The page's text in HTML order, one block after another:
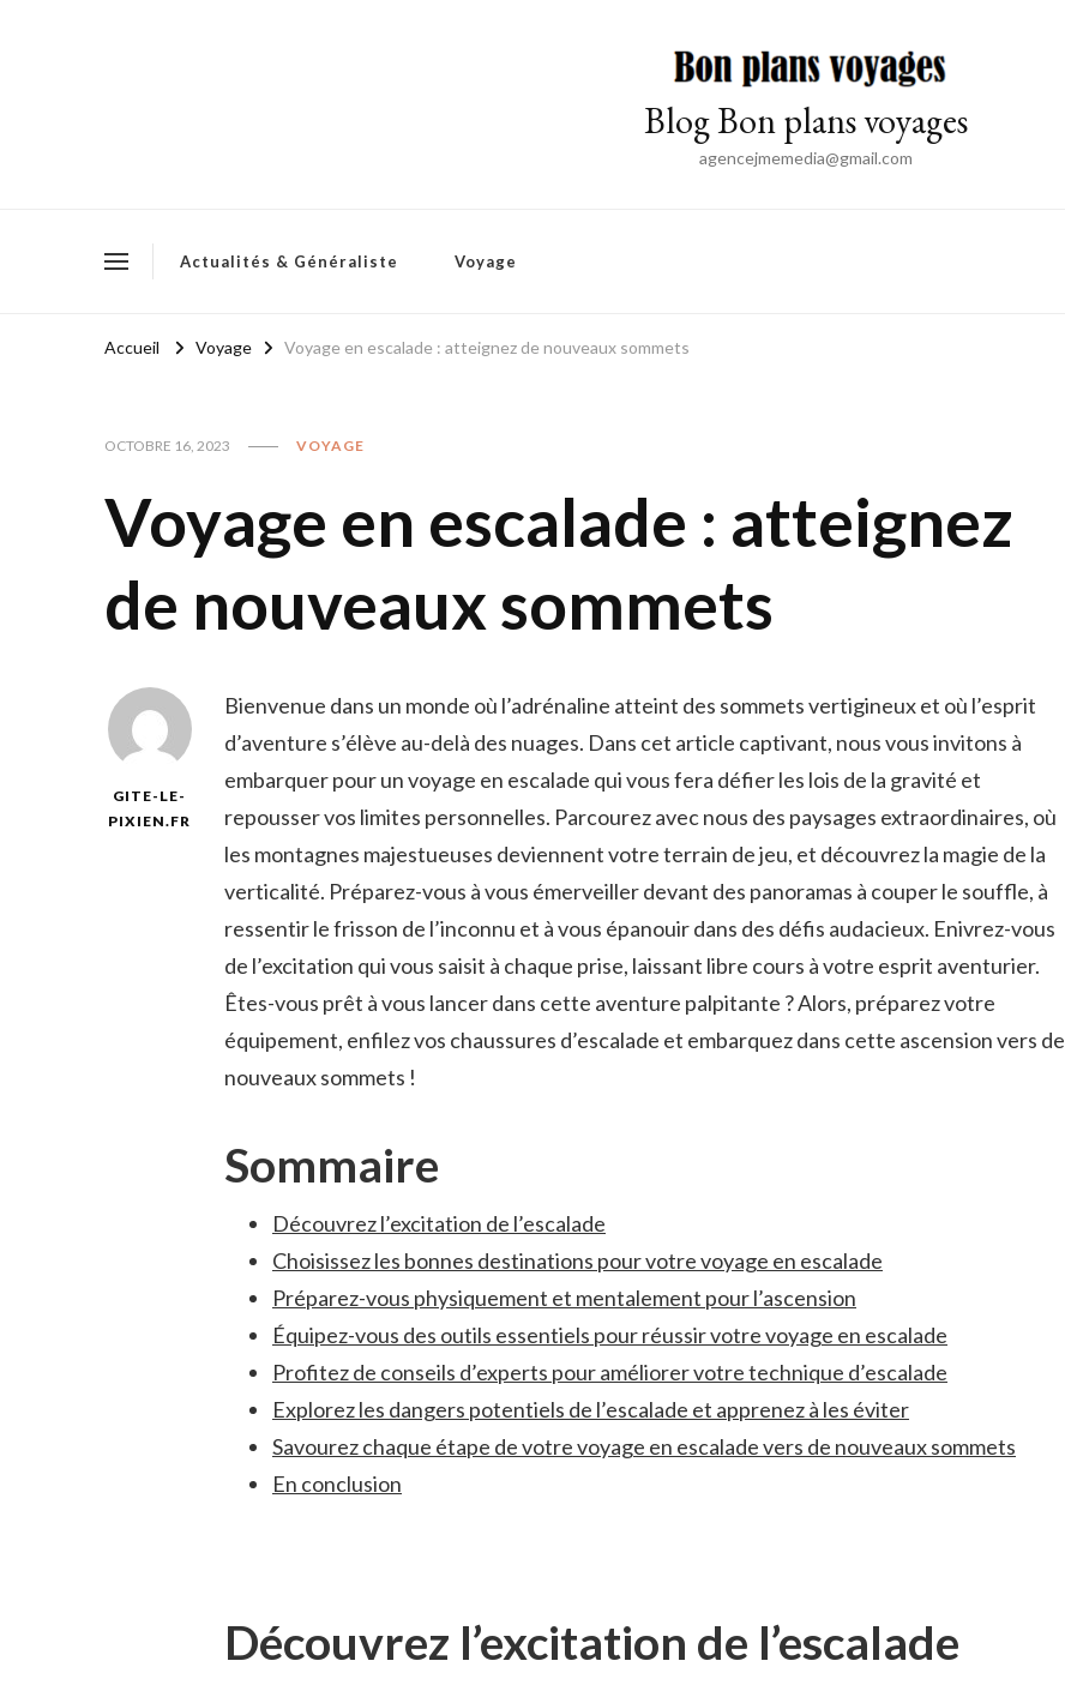
Blog Bon plans voyages
agencejmemedia@gmail.com
Actualités & Généraliste Voyage
Accueil Voyage Voyage en escalade : atteignez de nouveaux sommets
OCTOBRE 16, 2023 VOYAGE
Voyage en escalade : atteignez
de nouveaux sommets
GITE-LE-
PIXIEN.FR
Bienvenue dans un monde où l’adrénaline⁤ atteint ​des sommets vertigineux et où l’esprit
d’aventure ⁢s’élève au-delà​ des nuages. Dans cet article captivant, nous vous⁢ invitons à
embarquer pour ‍un voyage ⁤en ‌escalade qui vous fera⁢ défier les lois⁣ de la gravité⁢ et
repousser vos limites‍ personnelles.​ Parcourez avec nous des‌ paysages extraordinaires, où
les ​montagnes‌ majestueuses deviennent ‍votre terrain​ de jeu, ‌et découvrez la magie de ‌la⁤
verticalité. Préparez-vous à ‌vous émerveiller devant des ⁤panoramas à​ couper⁤ le souffle, ​à
ressentir le frisson de⁤ l’inconnu et⁢ à⁣ vous épanouir​ dans des défis audacieux. Enivrez-vous
de‍ l’excitation qui‍ vous⁣ saisit à ⁣chaque ⁢prise, laissant ⁣libre cours à votre esprit aventurier.
Êtes-vous prêt à vous ⁣lancer dans​ cette‌ aventure⁣ palpitante ⁤? Alors, préparez ​votre
équipement, enfilez vos chaussures d’escalade et embarquez dans cette ​ascension vers de
nouveaux sommets !
Sommaire
Découvrez l’excitation de l’escalade
Choisissez les bonnes destinations pour votre ‍voyage en escalade
Préparez-vous physiquement et mentalement pour ‌l’ascension
Équipez-vous des outils‍ essentiels pour réussir votre voyage en escalade
Profitez de conseils d’experts pour améliorer votre technique ⁤d’escalade
Explorez les dangers potentiels de l’escalade⁢ et apprenez à ​les éviter
Savourez ⁤chaque ​étape de⁢ votre ‌voyage en escalade vers de nouveaux⁤ sommets
En conclusion
Découvrez l’excitation ​de ⁣l’escalade